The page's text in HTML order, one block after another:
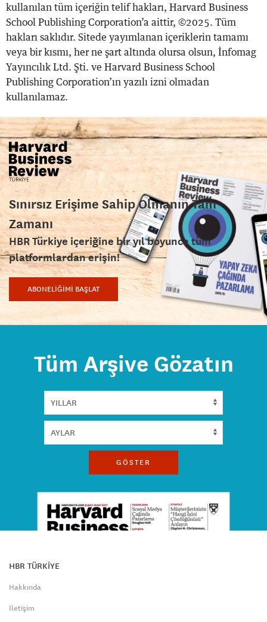
kullanılan tüm içeriğin telif hakları, Harvard Business
School Publishing Corporation’a aittir, ©2025. Tüm
hakları saklıdır. Sitede yayımlanan içeriklerin tamamı
veya bir kısmı, her ne şart altında olursa olsun, İnfomag
Yayıncılık Ltd. Şti. ve Harvard Business School
Publishing Corporation’ın yazılı izni olmadan
kullanılamaz.
Sınırsız Erişime Sahip Olmanın Tam
Zamanı
HBR Türkiye içeriğine bir yıl boyunca tüm
platformlardan erişin!
ABONELİĞİMİ BAŞLAT
Tüm Arşive Gözatın
GÖSTER
HBR TÜRKİYE
Hakkında
İletişim